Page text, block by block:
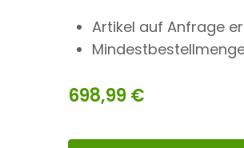
Artikel auf Anfrage
698,99€